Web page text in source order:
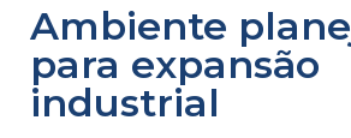
Ambiente
para expansão
industrial